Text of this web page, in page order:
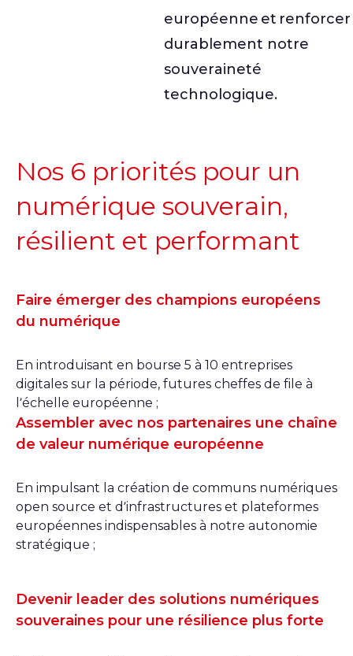
européenne et renforcer
durablement notre
souveraineté
technologique.
Nos 6 priorités pour un
numérique souverain,
résilient et performant
Faire émerger des champions européens
du numérique
En introduisant en bourse 5 à 10 entreprises
digitales sur la période, futures cheffes de file à
l’échelle européenne ;
Assembler avec nos partenaires une chaîne
de valeur numérique européenne
En impulsant la création de communs numériques
open source et d’infrastructures et plateformes
européennes indispensables à notre autonomie
stratégique ;
Devenir leader des solutions numériques
souveraines pour une résilience plus forte